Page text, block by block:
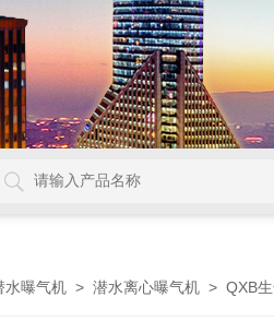
水曝气机 > 潜水离心曝气机 > QXB生